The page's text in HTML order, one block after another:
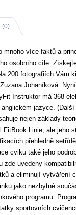
(0)
více faktů a
osobního cíle.
200 fotografiích Vám
Johaníková.
Instruktor má 368
jazyce.
nejen základy
Linie, ale jeho
přehledně
cviku také jeho
zde uvedeny
a eliminují vytváření
jako nezbytné
programu.
sportovních